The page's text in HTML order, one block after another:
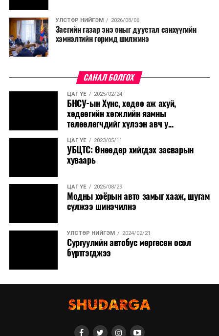
УЛСТӨР НИЙГЭМ 2026/08/06
Засгийн газар энэ оныг дуустал санхүүгийн
хэмнэлтийн горимд шилжинэ
САНАЛ БОЛГОХ
ЦАГ ҮЕ 2025/02/24
БНСУ-ын Хүнс, хөдөө аж ахуй,
хөдөөгийн хөгжлийн яамны
төлөөлөгчдийг хүлээн авч у...
ЦАГ ҮЕ 2023/05/11
УБЦТС: Өнөөдөр хийгдэх засварын
хуваарь
ЦАГ ҮЕ 2025/08/29
Модны хоёрын авто замыг хааж, шугам
сүлжээ шинэчилнэ
УЛСТӨР НИЙГЭМ 2024/02/21
Сургуулийн автобус мөргөсөн осол
бүртгэгджээ